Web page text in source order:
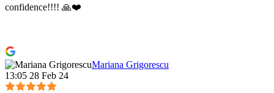
confidence!!!! 🙏❤️
Mariana Grigorescu
13:05 28 Feb 24